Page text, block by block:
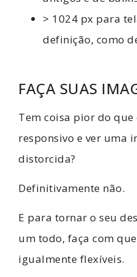
> 1024 px para
definição, como
FAÇA SUAS
Tem coisa pior do
responsivo e ver uma
distorcida?
Definitivamente não.
E para tornar o seu
um todo, faça com
igualmente flexíveis.